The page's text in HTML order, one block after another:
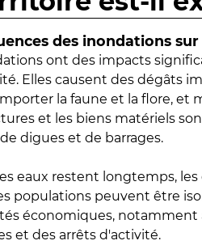
des inondations
ont des impacts
Elles causent des dégâts
la faune et la flore, et
et les biens matériels
digues et de barrages.
eaux restent longtemps,
populations peuvent être
économiques,
et des arrêts d'activité.